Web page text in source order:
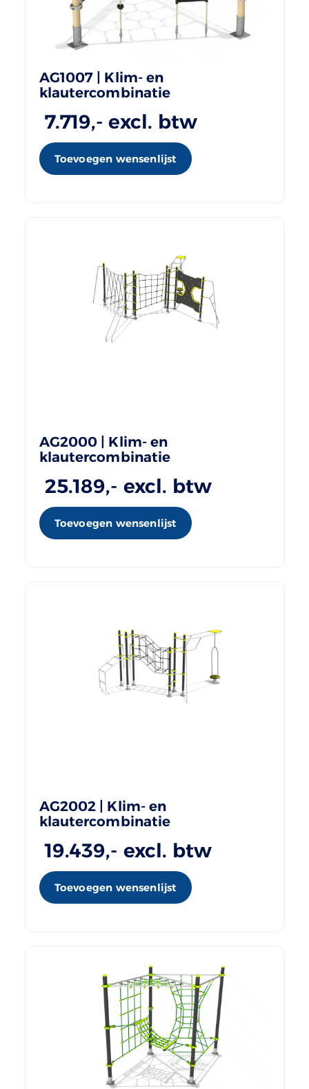
AG1007 | Klim- en
klautercombinatie
7.719,- excl. btw
Toevoegen wensenlijst
AG2000 | Klim- en
klautercombinatie
25.189,- excl. btw
Toevoegen wensenlijst
AG2002 | Klim- en
klautercombinatie
19.439,- excl. btw
Toevoegen wensenlijst